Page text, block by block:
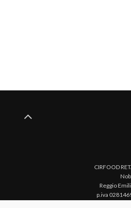
CIRFOOD
Reggio
p.iva